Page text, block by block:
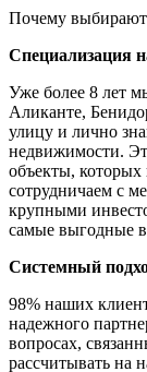
Почему выбирают
Специализация
Уже более 8 лет
Аликанте,
улицу и лично
недвижимости.
объекты,
сотрудничаем с
крупными
самые выгодные
Системный
98% наших
надежного
вопросах,
рассчитывать на